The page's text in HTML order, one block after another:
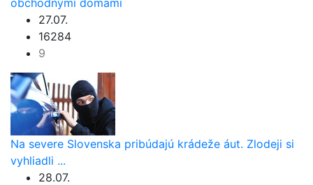
27.07.
16284
9
Na severe Slovenska pribúdajú krádeže áut. Zlodeji si
vyhliadli ...
28.07.